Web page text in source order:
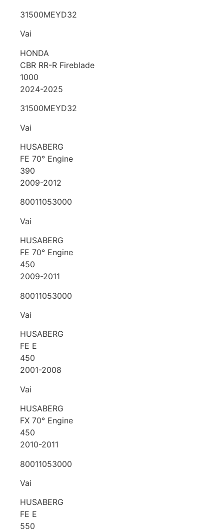
31500MEYD32
Vai
HONDA
CBR RR-R Fireblade
1000
2024-2025
31500MEYD32
Vai
HUSABERG
FE 70° Engine
390
2009-2012
80011053000
Vai
HUSABERG
FE 70° Engine
450
2009-2011
80011053000
Vai
HUSABERG
FE E
450
2001-2008
Vai
HUSABERG
FX 70° Engine
450
2010-2011
80011053000
Vai
HUSABERG
FE E
550